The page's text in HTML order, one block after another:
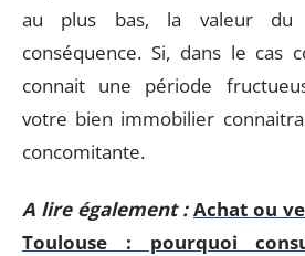
au plus bas, la valeur du
conséquence. Si, dans le cas
connait une période
votre bien immobilier
concomitante.
A lire également : Achat ou
Toulouse : pourquoi